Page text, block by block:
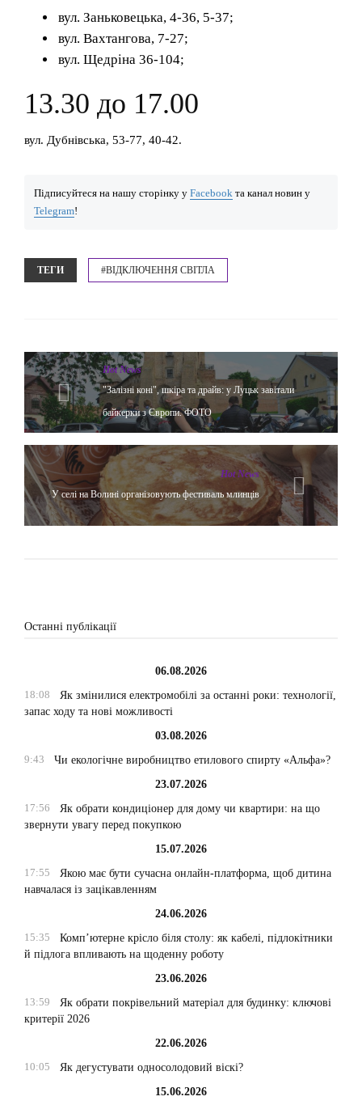
вул. Заньковецька, 4-36, 5-37;
вул. Вахтангова, 7-27;
вул. Щедріна 36-104;
13.30 до 17.00
вул. Дубнівська, 53-77, 40-42.
Підписуйтеся на нашу сторінку у Facebook та канал новин у
Telegram!
ТЕГИ #ВІДКЛЮЧЕННЯ СВІТЛА
Hot News
"Залізні коні", шкіра та драйв: у Луцьк завітали
байкерки з Європи. ФОТО
Hot News
У селі на Волині організовують фестиваль млинців
Останні публікації
06.08.2026
18:08
Як змінилися електромобілі за останні роки: технології,
запас ходу та нові можливості
03.08.2026
9:43
Чи екологічне виробництво етилового спирту «Альфа»?
23.07.2026
17:56
Як обрати кондиціонер для дому чи квартири: на що
звернути увагу перед покупкою
15.07.2026
17:55
Якою має бути сучасна онлайн-платформа, щоб дитина
навчалася із зацікавленням
24.06.2026
15:35
Комп’ютерне крісло біля столу: як кабелі, підлокітники
й підлога впливають на щоденну роботу
23.06.2026
13:59
Як обрати покрівельний матеріал для будинку: ключові
критерії 2026
22.06.2026
10:05
Як дегустувати односолодовий віскі?
15.06.2026